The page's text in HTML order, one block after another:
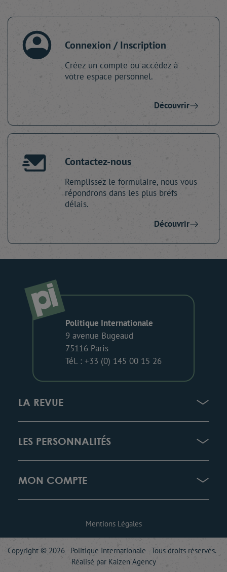
Connexion / Inscription
Créez un compte ou accédez à
votre espace personnel.
Découvrir
Contactez-nous
Remplissez le formulaire, nous vous
répondrons dans les plus brefs
délais.
Découvrir
Politique Internationale
9 avenue Bugeaud
75116 Paris
Tél. : +33 (0) 145 00 15 26
LA REVUE
LES PERSONNALITÉS
MON COMPTE
Mentions Légales
Copyright © 2026 - Politique Internationale - Tous droits réservés. -
Réalisé par Kaizen Agency